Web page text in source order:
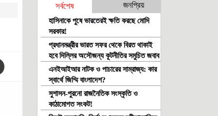
সর্বশেষ জনপ্রিয়
হাসিনাকে পুষে ভারতেরই ক্ষতি করছে মোদি
সরকার!
প্রধানমন্ত্রীর ভারত সফর থেকে বিরত থাকাই
হবে দিল্লির অসৌজন্য কূটনীতির সমুচিত জবাব
এনইআইআর নাটক ও পাচারের সাম্রাজ্য: কার
স্বার্থে জিম্মি বাংলাদেশ?
সুশাসন-পুরনো রাজনৈতিক সংস্কৃতি ও
কাঠামোগত সংকট!